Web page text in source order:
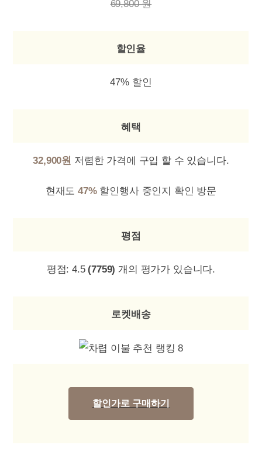
69,800 원
할인율
47% 할인
혜택
32,900원 저렴한 가격에 구입 할 수 있습니다.
현재도47%할인행사 중인지 확인 방문
평점
평점: 4.5 (7759) 개의 평가가 있습니다.
로켓배송
할인가로 구매하기